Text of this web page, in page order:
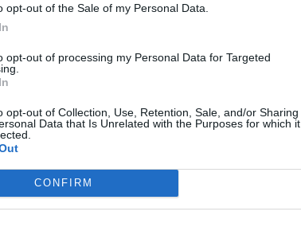
opt-out of the Sale of my Personal Data.
opt-out of processing my Personal Data for Targeted
opt-out of Collection, Use, Retention, Sale, and/or Sharing
Data that Is Unrelated with the Purposes for which it
CONFIRM
se
dopo